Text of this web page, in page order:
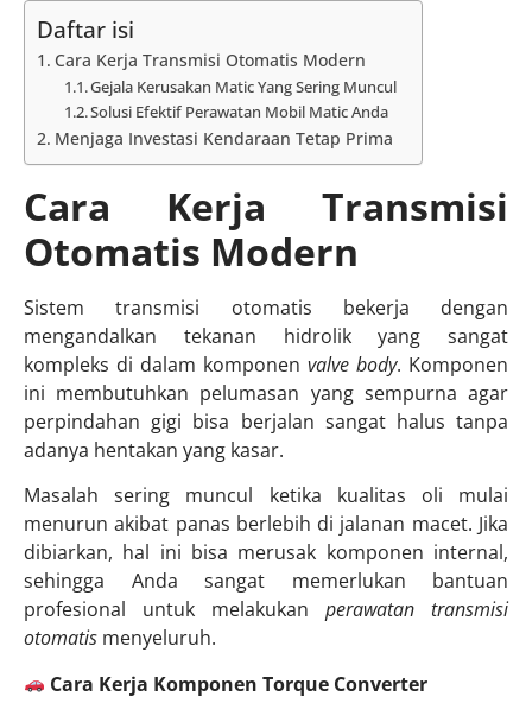
Daftar isi
Cara Kerja Transmisi Otomatis Modern
Gejala Kerusakan Matic Yang Sering Muncul
Solusi Efektif Perawatan Mobil Matic Anda
Menjaga Investasi Kendaraan Tetap Prima
Cara Kerja Transmisi
Otomatis Modern
Sistem transmisi otomatis bekerja dengan
mengandalkan tekanan hidrolik yang sangat
kompleks di dalam komponen valve body. Komponen
ini membutuhkan pelumasan yang sempurna agar
perpindahan gigi bisa berjalan sangat halus tanpa
adanya hentakan yang kasar.
Masalah sering muncul ketika kualitas oli mulai
menurun akibat panas berlebih di jalanan macet. Jika
dibiarkan, hal ini bisa merusak komponen internal,
sehingga Anda sangat memerlukan bantuan
profesional untuk melakukan perawatan transmisi
otomatis menyeluruh.
Cara Kerja Komponen Torque Converter